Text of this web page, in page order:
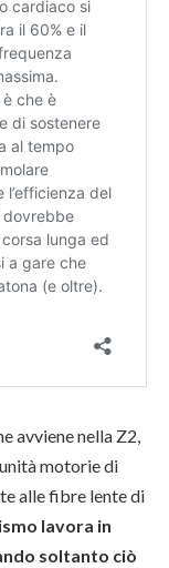
avviene nella Z2,
motorie di
alle fibre lente di
lavora in
soltanto ciò